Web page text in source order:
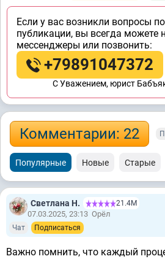
Если у вас возникли вопросы
публикации, вы всегда можете
мессенджеры или позвонить:
+79891047372
C Уважением, юрист
Комментарии: 22
Популярные Новые Старые
Светлана Н. 21.4М
07.03.2025, 23:13 Орёл
Чат Подписаться
Важно помнить, что каждый